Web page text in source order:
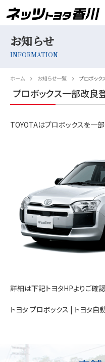
お知らせ
INFORMATION
ホーム お知らせ一覧 プロボック
プロボックス一部改良登
TOYOTAはプロボックスを一
詳細は下記トヨタHPよりご確認
トヨタ プロボックス | トヨタ自